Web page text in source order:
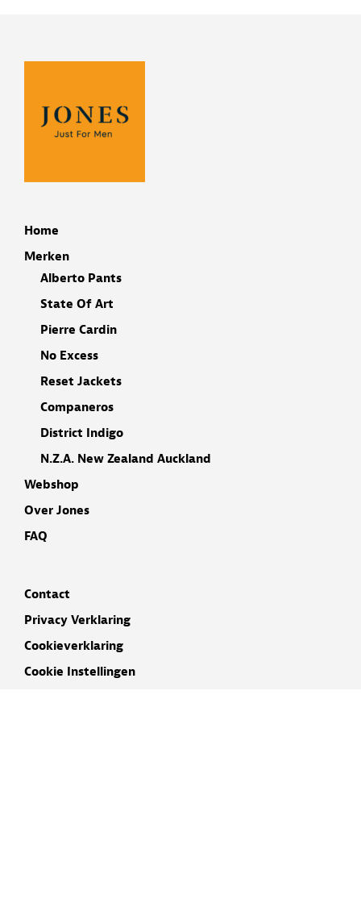
Home
Merken
Alberto Pants
State Of Art
Pierre Cardin
No Excess
Reset Jackets
Companeros
District Indigo
N.Z.A. New Zealand Auckland
Webshop
Over Jones
FAQ
Contact
Privacy Verklaring
Cookieverklaring
Cookie Instellingen